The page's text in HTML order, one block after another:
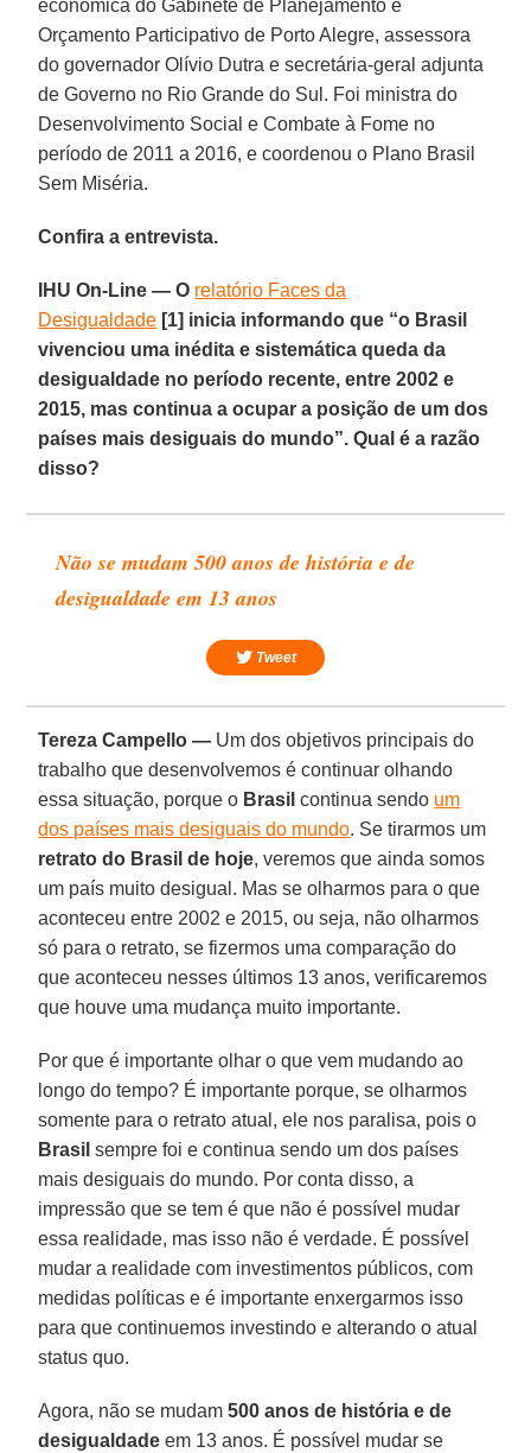
econômica do Gabinete de Planejamento e
Orçamento Participativo de Porto Alegre, assessora
do governador Olívio Dutra e secretária-geral adjunta
de Governo no Rio Grande do Sul. Foi ministra do
Desenvolvimento Social e Combate à Fome no
período de 2011 a 2016, e coordenou o Plano Brasil
Sem Miséria.
Confira a entrevista.
IHU On-Line — O relatório Faces da
Desigualdade [1] inicia informando que “o Brasil
vivenciou uma inédita e sistemática queda da
desigualdade no período recente, entre 2002 e
2015, mas continua a ocupar a posição de um dos
países mais desiguais do mundo”. Qual é a razão
disso?
Não se mudam 500 anos de história e de
desigualdade em 13 anos
Tweet
Tereza Campello — Um dos objetivos principais do
trabalho que desenvolvemos é continuar olhando
essa situação, porque o Brasil continua sendo um
dos países mais desiguais do mundo. Se tirarmos um
retrato do Brasil de hoje, veremos que ainda somos
um país muito desigual. Mas se olharmos para o que
aconteceu entre 2002 e 2015, ou seja, não olharmos
só para o retrato, se fizermos uma comparação do
que aconteceu nesses últimos 13 anos, verificaremos
que houve uma mudança muito importante.
Por que é importante olhar o que vem mudando ao
longo do tempo? É importante porque, se olharmos
somente para o retrato atual, ele nos paralisa, pois o
Brasil sempre foi e continua sendo um dos países
mais desiguais do mundo. Por conta disso, a
impressão que se tem é que não é possível mudar
essa realidade, mas isso não é verdade. É possível
mudar a realidade com investimentos públicos, com
medidas políticas e é importante enxergarmos isso
para que continuemos investindo e alterando o atual
status quo.
Agora, não se mudam500 anos de história e de
desigualdade em 13 anos. É possível mudar se